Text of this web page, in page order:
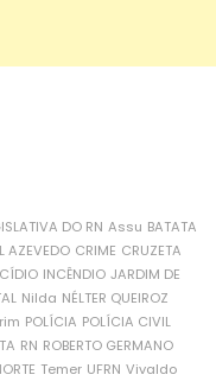
DO RN Assu BATATA
AZEVEDO CRIME CRUZETA
INCÊNDIO JARDIM DE
Nilda NÉLTER QUEIROZ
POLÍCIA POLÍCIA CIVIL
RN ROBERTO GERMANO
Temer UFRN Vivaldo